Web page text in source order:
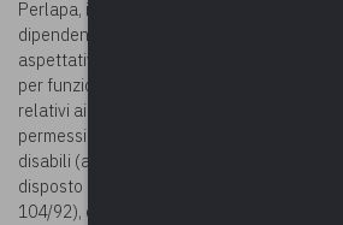
Perlapa, il termine per l’invio delle
dipendenti che, nell’anno 2020, hanno
aspettative e distacchi sindacali nonché di
per funzioni pubbliche elettive (GEDAP), e
relativi ai dipendenti pubblici che,
permessi per l’assistenza a persone disabili
disabili (art. 33 della legge n. 104 del
disposto dall’art. 24 della legge n. 183 del
104/92), è prorogato al 15 luglio 2021.